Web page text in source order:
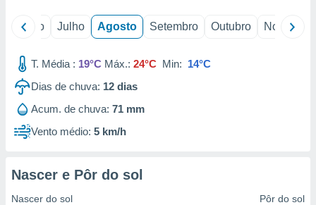
Junho Julho Agosto Setembro Outubro Novembro
T. Média : 19°C Máx.: 24°C Min: 14°C
Dias de chuva: 12 dias
Acum. de chuva: 71 mm
Vento médio: 5 km/h
Nascer e Pôr do sol
Nascer do sol Pôr do sol